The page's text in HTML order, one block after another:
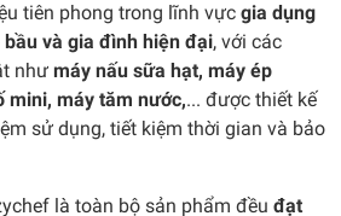
tiên phong trong lĩnh vực gia dụng
và gia đình hiện đại, với các
như máy nấu sữa hạt, máy ép
mini, máy tăm nước,... được thiết kế
sử dụng, tiết kiệm thời gian và bảo
là toàn bộ sản phẩm đều đạt